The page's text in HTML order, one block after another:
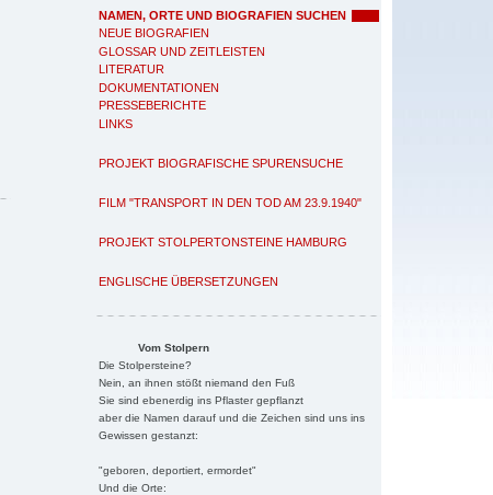
NAMEN, ORTE UND BIOGRAFIEN SUCHEN
NEUE BIOGRAFIEN
GLOSSAR UND ZEITLEISTEN
LITERATUR
DOKUMENTATIONEN
PRESSEBERICHTE
LINKS
PROJEKT BIOGRAFISCHE SPURENSUCHE
FILM "TRANSPORT IN DEN TOD AM 23.9.1940"
PROJEKT STOLPERTONSTEINE HAMBURG
ENGLISCHE ÜBERSETZUNGEN
Vom Stolpern
Die Stolpersteine?
Nein, an ihnen stößt niemand den Fuß
Sie sind ebenerdig ins Pflaster gepflanzt
aber die Namen darauf und die Zeichen sind uns ins
Gewissen gestanzt:
"geboren, deportiert, ermordet"
Und die Orte: